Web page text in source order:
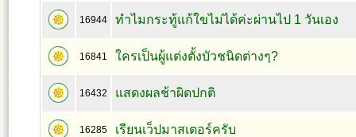
16944 ทำไมกระทู้แก้ใขไม่ได้ค่ะผ่านไป 1 วันเอง
16841 ใครเป็นผู้แต่งตั้งบัวชนิดต่างๆ?
16432 แสดงผลช้าผิดปกติ
16285 เรียนเว็ปมาสเตอร์ครับ